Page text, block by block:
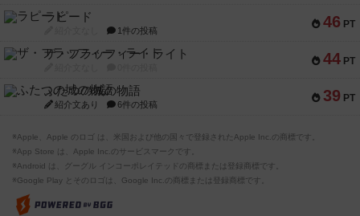
46 PT
ラピード
1件の投稿
44 PT
ザ・フラッフィー・ライト
39 PT
ふたつの城の物語
紹介文あり 6件の投稿
※Apple、Apple のロゴ は、米国および他の国々で登録されたApple Inc.の商標です。
※App Store は、Apple Inc.のサービスマークです。
※Android は、グーグル インコーポレイテッドの商標または登録商標です。
※Google Play とそのロゴは、Google Inc.の商標または登録商標です。